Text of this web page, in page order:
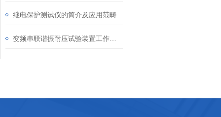
继电保护测试仪的简介及应用范畴